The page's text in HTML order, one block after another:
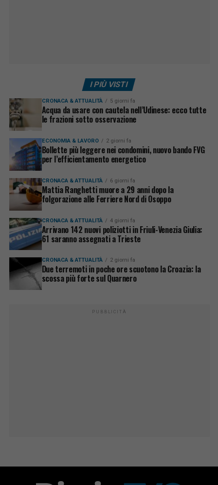
I PIÙ VISTI
CRONACA & ATTUALITÀ 5 giorni fa
Acqua da usare con cautela nell’Udinese: ecco tutte
le frazioni sotto osservazione
ECONOMIA & LAVORO 2 giorni fa
Bollette più leggere nei condomini, nuovo bando FVG
per l’efficientamento energetico
CRONACA & ATTUALITÀ 6 giorni fa
Mattia Ranghetti muore a 29 anni dopo la
folgorazione alle Ferriere Nord di Osoppo
CRONACA & ATTUALITÀ 4 giorni fa
Arrivano 142 nuovi poliziotti in Friuli-Venezia Giulia:
61 saranno assegnati a Trieste
CRONACA & ATTUALITÀ 2 giorni fa
Due terremoti in poche ore scuotono la Croazia: la
scossa più forte sul Quarnero
PUBBLICITÀ